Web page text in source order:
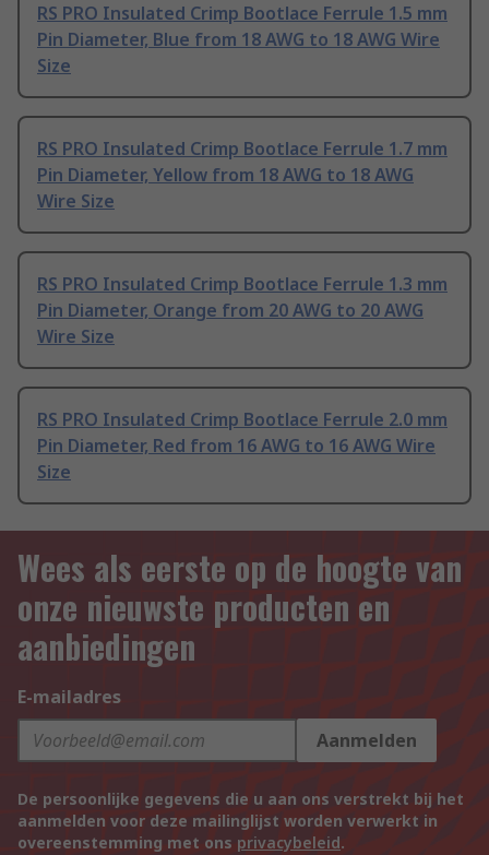
RS PRO Insulated Crimp Bootlace Ferrule 1.5 mm
Pin Diameter, Blue from 18 AWG to 18 AWG Wire
Size
RS PRO Insulated Crimp Bootlace Ferrule 1.7 mm
Pin Diameter, Yellow from 18 AWG to 18 AWG
Wire Size
RS PRO Insulated Crimp Bootlace Ferrule 1.3 mm
Pin Diameter, Orange from 20 AWG to 20 AWG
Wire Size
RS PRO Insulated Crimp Bootlace Ferrule 2.0 mm
Pin Diameter, Red from 16 AWG to 16 AWG Wire
Size
Wees als eerste op de hoogte van
onze nieuwste producten en
aanbiedingen
E-mailadres
Aanmelden
De persoonlijke gegevens die u aan ons verstrekt bij het
aanmelden voor deze mailinglijst worden verwerkt in
overeenstemming met ons privacybeleid.